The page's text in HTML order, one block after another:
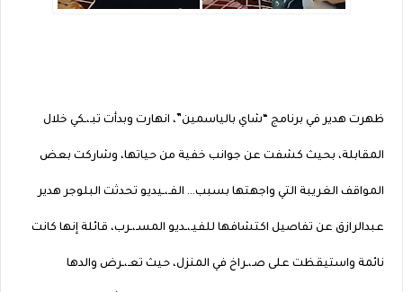
ظهرت هدير في برنامج “شاي بالياسمين”، انهارت وبدأت تبـ،ـكي خلال
المقابلة، بحيث كشفت عن جوانب خفية من حياتها، وشاركت بعض
المواقف الغريبة التي واجهتها بسبب… الفـ،ـيديو تحدثت البلوجر هدير
عبدالرازق عن تفاصيل اكتشافها للفيـ،ـديو المسـ،ـرب، قائلة إنها كانت
نائمة واستيقظت على صـ،ـراخ في المنزل، حيث تعـ،ـرض والدها